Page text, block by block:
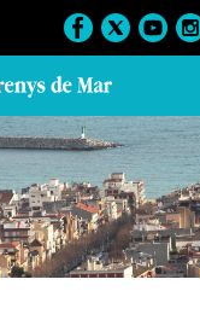
> 28-05-2017 > Marcs